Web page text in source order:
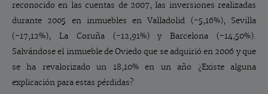
reconocido en las cuentas de 2007, las inversiones realizadas
durante 2005 en inmuebles en Valladolid (-5,16%), Sevilla
(-17,12%), La Coruña (-12,91%) y Barcelona (-14,50%).
Salvándose el inmueble de Oviedo que se adquirió en 2006 y que
se ha revalorizado un 18,10% en un año ¿Existe alguna
explicación para estas pérdidas?